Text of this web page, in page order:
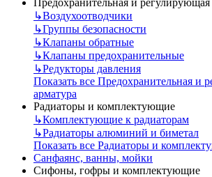
Предохранительная и регулирующая
↳Воздухоотводчики
↳Группы безопасности
↳Клапаны обратные
↳Клапаны предохранительные
↳Редукторы давления
Показать все Предохранительная и
арматура
Радиаторы и комплектующие
↳Комплектующие к радиаторам
↳Радиаторы алюминий и биметал
Показать все Радиаторы и
Санфаянс, ванны, мойки
Сифоны, гофры и комплектующие